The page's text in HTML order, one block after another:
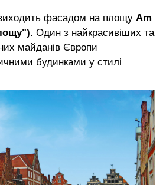
фасадом на площу Am
. Один з найкрасивіших та
майданів Європи
будинками у стилі